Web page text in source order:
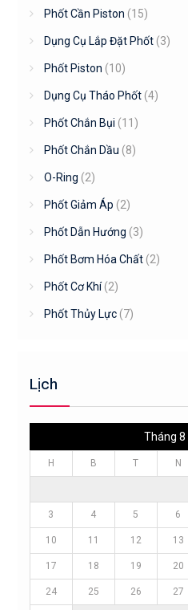
Phốt Cần Piston (15)
Dụng Cụ Lắp Đặt Phốt (3)
Phốt Piston (10)
Dụng Cụ Tháo Phốt (4)
Phốt Chắn Bụi (11)
Phốt Chắn Dầu (8)
O-Ring (2)
Phốt Giảm Áp (2)
Phốt Dẫn Hướng (3)
Phốt Bơm Hóa Chất (2)
Phốt Cơ Khí (2)
Phốt Thủy Lực (7)
Lịch
Tháng 8
H B T N
3 4 5 6
10 11 12 13
17 18 19 20
24 25 26 27